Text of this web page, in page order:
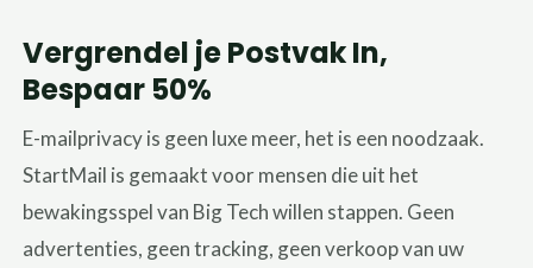
Vergrendel je Postvak In,
Bespaar 50%
E-mailprivacy is geen luxe meer, het is een noodzaak.
StartMail is gemaakt voor mensen die uit het
bewakingsspel van Big Tech willen stappen. Geen
advertenties, geen tracking, geen verkoop van uw